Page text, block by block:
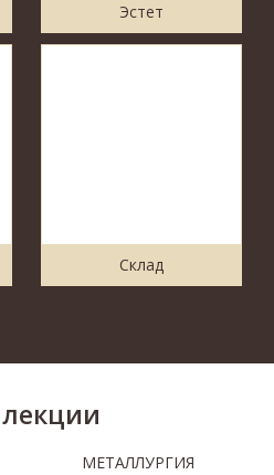
Эстет
Склад
МЕТАЛЛУРГИЯ